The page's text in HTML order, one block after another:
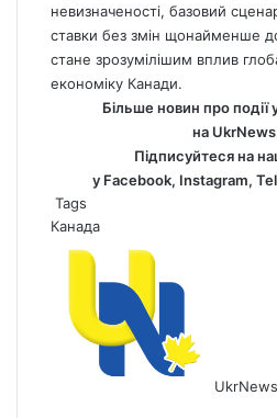
невизначеності, базовий
ставки без змін щонайменше
стане зрозумілішим вплив
економіку Канади.
Більше новин про події
на
Підписуйтеся на
у Facebook, Instagram,
Tags
Канада